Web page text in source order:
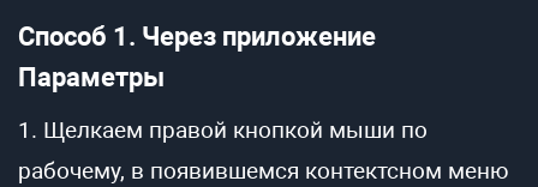
Способ 1. Через приложение
Параметры
1. Щелкаем правой кнопкой мыши по
рабочему, в появившемся контектсном меню